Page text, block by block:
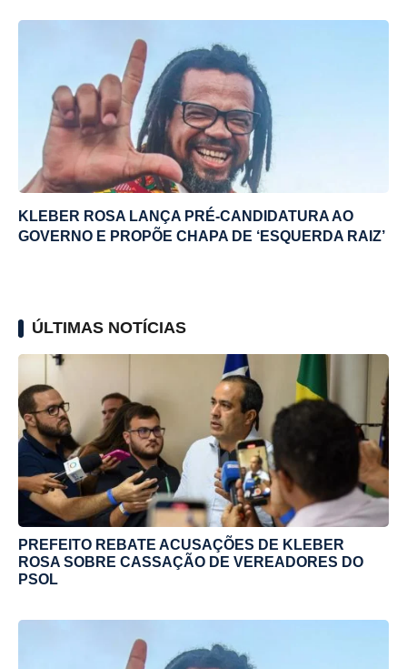
KLEBER ROSA LANÇA PRÉ-CANDIDATURA AO
GOVERNO E PROPÕE CHAPA DE ‘ESQUERDA RAIZ’
ÚLTIMAS NOTÍCIAS
PREFEITO REBATE ACUSAÇÕES DE KLEBER
ROSA SOBRE CASSAÇÃO DE VEREADORES DO
PSOL